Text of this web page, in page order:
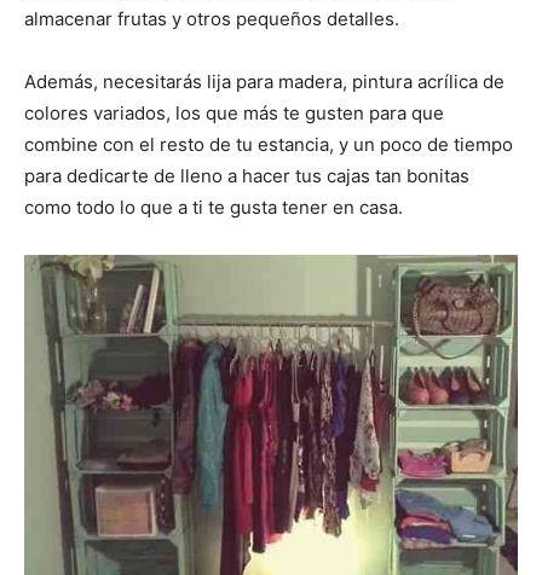
almacenar frutas y otros pequeños detalles.
Además, necesitarás lija para madera, pintura acrílica de
colores variados, los que más te gusten para que
combine con el resto de tu estancia, y un poco de tiempo
para dedicarte de lleno a hacer tus cajas tan bonitas
como todo lo que a ti te gusta tener en casa.